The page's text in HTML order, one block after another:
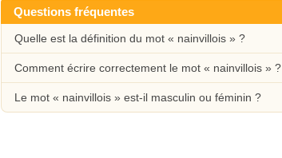
Questions fréquentes
Quelle est la définition du mot « nainvillois » ?
Comment écrire correctement le mot « nainvillois » ?
Le mot « nainvillois » est-il masculin ou féminin ?